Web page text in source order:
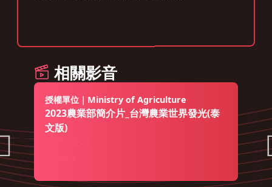
相關影音
授權單位｜Ministry of Agriculture
2023農業部簡介片_台灣農業世界發光(泰
文版)